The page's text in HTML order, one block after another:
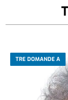
TRE DOMANDE A